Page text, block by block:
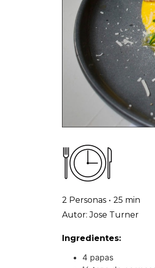
2 Personas • 25 min
Autor: Jose Turner
Ingredientes:
4 papas